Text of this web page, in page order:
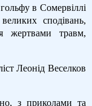
в Сомервіллі
сподівань,
жертвами травм,
Леонід Веселков
з приколами та